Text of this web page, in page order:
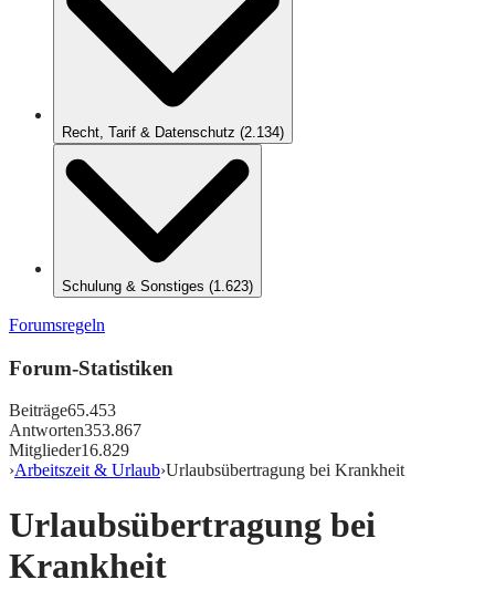
Recht, Tarif & Datenschutz (2.134)
Schulung & Sonstiges (1.623)
Forumsregeln
Forum-Statistiken
Beiträge65.453
Antworten353.867
Mitglieder16.829
›Arbeitszeit & Urlaub›Urlaubsübertragung bei Krankheit
Urlaubsübertragung bei
Krankheit